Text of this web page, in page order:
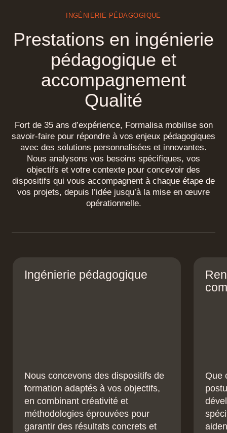
Animations 3D, visites virtuelles en
navigation Temps Réel, visites
panoramiques 360° ;
Création de storyboard, et/ou réalisation de
films complets en 3D ou multimédias.
INGÉNIERIE PÉDAGOGIQUE
Prestations en ingénierie
pédagogique et
accompagnement
Qualité
Fort de 35 ans d’expérience, Formalisa mobilise son
savoir-faire pour répondre à vos enjeux pédagogiques
avec des solutions personnalisées et innovantes.
Nous analysons vos besoins spécifiques, vos
objectifs et votre contexte pour concevoir des
dispositifs qui vous accompagnent à chaque étape de
vos projets, depuis l’idée jusqu’à la mise en œuvre
opérationnelle.
Ingénierie pédagogique
Nous concevons des dispositifs de
formation adaptés à vos objectifs,
en combinant créativité et
méthodologies éprouvées pour
garantir des résultats concrets et
Que